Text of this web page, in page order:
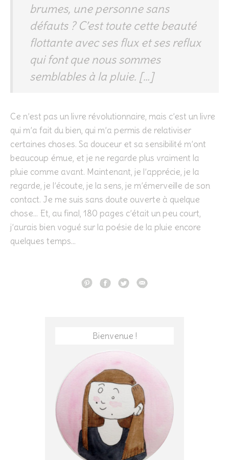
brumes, une personne sans
défauts ? C’est toute cette beauté
flottante avec ses flux et ses reflux
qui font que nous sommes
semblables à la pluie. […]
Ce n’est pas un livre révolutionnaire, mais c’est un livre
qui m’a fait du bien, qui m’a permis de relativiser
certaines choses. Sa douceur et sa sensibilité m’ont
beaucoup émue, et je ne regarde plus vraiment la
pluie comme avant. Maintenant, je l’apprécie, je la
regarde, je l’écoute, je la sens, je m’émerveille de son
contact. Je me suis sans doute ouverte à quelque
chose… Et, au final, 180 pages c’était un peu court,
j’aurais bien vogué sur la poésie de la pluie encore
quelques temps…
Bienvenue !